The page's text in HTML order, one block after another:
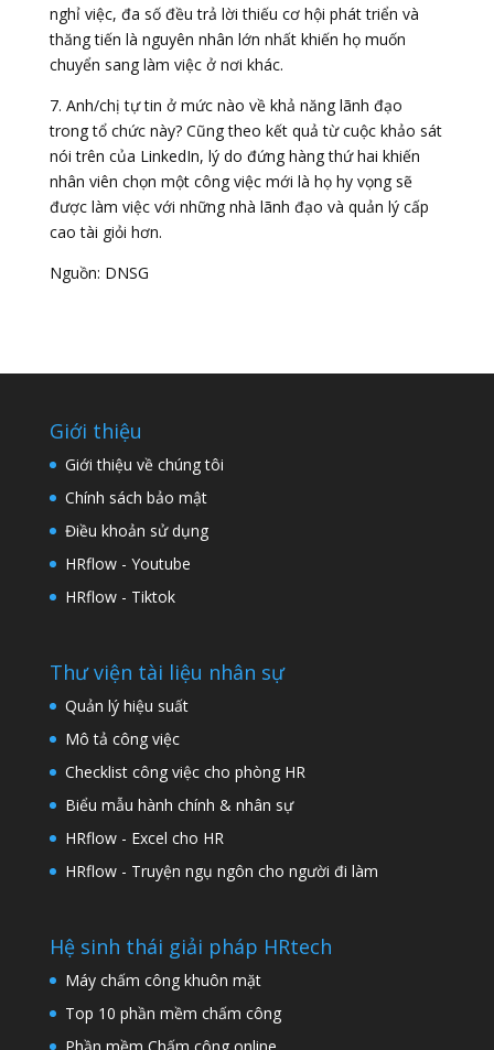
nghỉ việc, đa số đều trả lời thiếu cơ hội phát triển và
thăng tiến là nguyên nhân lớn nhất khiến họ muốn
chuyển sang làm việc ở nơi khác.
7. Anh/chị tự tin ở mức nào về khả năng lãnh đạo
trong tổ chức này? Cũng theo kết quả từ cuộc khảo sát
nói trên của LinkedIn, lý do đứng hàng thứ hai khiến
nhân viên chọn một công việc mới là họ hy vọng sẽ
được làm việc với những nhà lãnh đạo và quản lý cấp
cao tài giỏi hơn.
Nguồn: DNSG
Giới thiệu
Giới thiệu về chúng tôi
Chính sách bảo mật
Điều khoản sử dụng
HRflow - Youtube
HRflow - Tiktok
Thư viện tài liệu nhân sự
Quản lý hiệu suất
Mô tả công việc
Checklist công việc cho phòng HR
Biểu mẫu hành chính & nhân sự
HRflow - Excel cho HR
HRflow - Truyện ngụ ngôn cho người đi làm
Hệ sinh thái giải pháp HRtech
Máy chấm công khuôn mặt
Top 10 phần mềm chấm công